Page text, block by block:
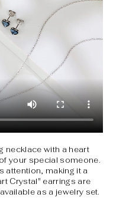
necklace with a heart
your special someone.
attention, making it a
Crystal" earrings are
as a jewelry set.